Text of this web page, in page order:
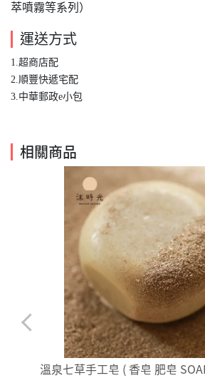
萃噴霧等系列）
運送方式
1.超商店配
​2.順豐快遞宅配
3.中華郵政e小包
相關商品
溫泉七草手工皂 ( 香皂 肥皂